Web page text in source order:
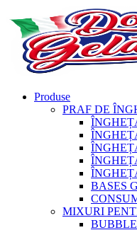
Produse
PRAF DE
BASES
MIXURI